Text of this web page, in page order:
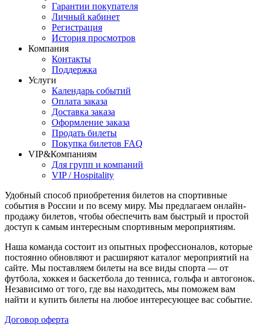
Гарантии покупателя
Личный кабинет
Регистрация
История просмотров
Компания
Контакты
Поддержка
Услуги
Календарь событий
Оплата заказа
Доставка заказа
Оформление заказа
Продать билеты
Покупка билетов FAQ
VIP&Компаниям
Для групп и компаний
VIP / Hospitality
Удобный способ приобретения билетов на спортивные
события в России и по всему миру. Мы предлагаем онлайн-
продажу билетов, чтобы обеспечить вам быстрый и простой
доступ к самым интересным спортивным мероприятиям.
Наша команда состоит из опытных профессионалов, которые
постоянно обновляют и расширяют каталог мероприятий на
сайте. Мы поставляем билеты на все виды спорта — от
футбола, хоккея и баскетбола до тенниса, гольфа и автогонок.
Независимо от того, где вы находитесь, мы поможем вам
найти и купить билеты на любое интересующее вас событие.
Договор оферта